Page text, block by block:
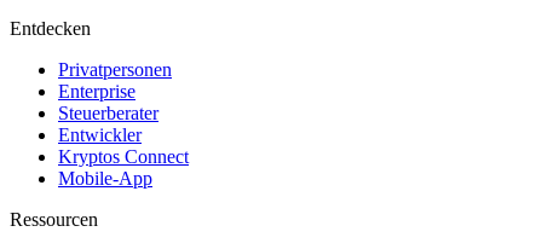
Entdecken
Privatpersonen
Enterprise
Steuerberater
Entwickler
Kryptos Connect
Mobile-App
Ressourcen